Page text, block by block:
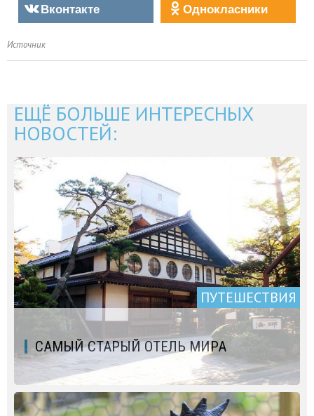
Вконтакте
Однокласники
Источник
ЕЩЁ БОЛЬШЕ ИНТЕРЕСНЫХ
НОВОСТЕЙ:
ПУТЕШЕСТВИЯ
САМЫЙ СТАРЫЙ ОТЕЛЬ МИРА